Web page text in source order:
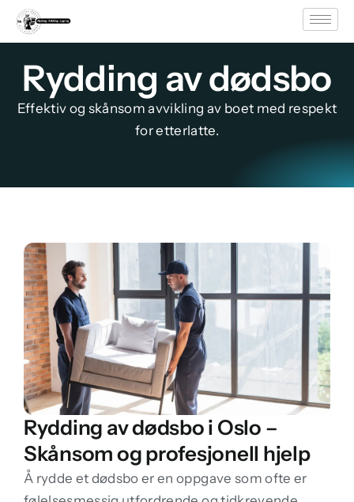
Rydding av dødsbo
Effektiv og skånsom avvikling av boet med respekt
for etterlatte.
Rydding av dødsbo i Oslo –
Skånsom og profesjonell hjelp
Å rydde et dødsbo er en oppgave som ofte er